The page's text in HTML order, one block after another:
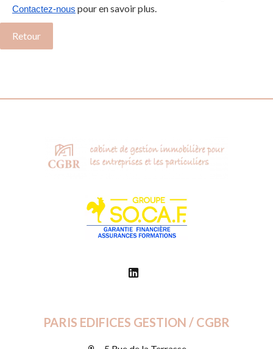
Contactez-nous pour en savoir plus.
Retour
PARIS EDIFICES GESTION / CGBR